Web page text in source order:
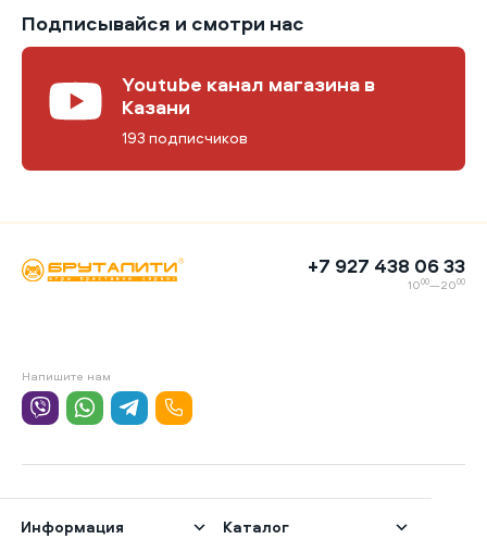
Подписывайся и смотри нас
Youtube канал магазина в
Казани
193 подписчиков
Информация Каталог
+7 927 438 06 33
1000—2000
Напишите нам